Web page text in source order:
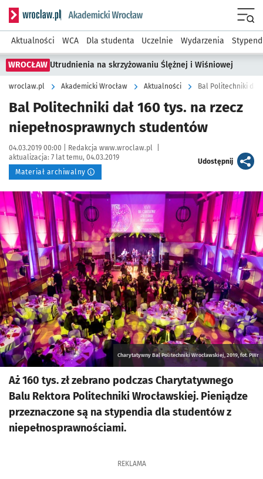
Serwis informacyjny wroclaw.pl podserwis: Akademicki
Aktualności WCA Dla studenta Uczelnie Wydarzenia
WROCŁAW Utrudnienia na skrzyżowaniu Ślężnej i Wiśniowej
wroclaw.pl Akademicki Wrocław Aktualności Bal Politechniki
Bal Politechniki dał 160 tys. na rzecz
niepełnosprawnych studentów
Data publikacji:
04.03.2019 00:00 | Autor:
Redakcja www.wroclaw.pl
aktualizacja: 7 lat temu, 04.03.2019
Materiał archiwalny
Udostępnijartykuł
Kliknij, aby powiększyć
Charytatywny Bal Politechniki Wrocławskiej, 2019, fot. PWr
Aż 160 tys. zł zebrano podczas Charytatywnego
Balu Rektora Politechniki Wrocławskiej. Pieniądze
przeznaczone są na stypendia dla studentów z
niepełnosprawnościami.
REKLAMA